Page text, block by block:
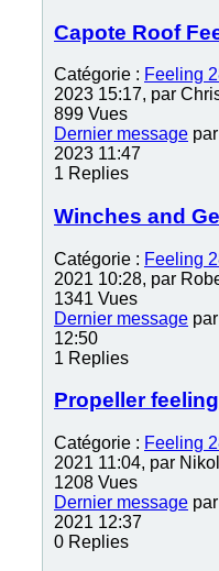
Capote Roof
Catégorie : Feeling
2023 15:17, par
899 Vues
Dernier message par
2023 11:47
1 Replies
Winches and
Catégorie : Feeling
2021 10:28, par
1341 Vues
Dernier message par
12:50
1 Replies
Propeller
Catégorie : Feeling
2021 11:04, par
1208 Vues
Dernier message par
2021 12:37
0 Replies